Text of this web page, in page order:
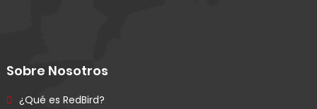
Sobre Nosotros
¿Qué es RedBird?